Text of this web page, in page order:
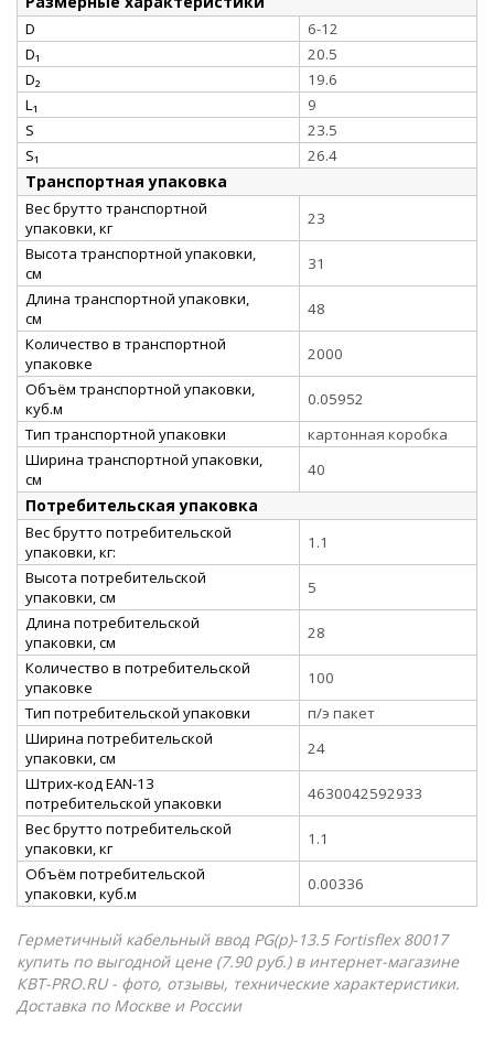
D
6-12
D₁
20.5
D₂
19.6
L₁
9
S
23.5
S₁
26.4
Транспортная упаковка
Вес брутто транспортной
упаковки, кг
23
Высота транспортной упаковки,
см
31
Длина транспортной упаковки,
см
48
Количество в транспортной
упаковке
2000
Объём транспортной упаковки,
куб.м
0.05952
Тип транспортной упаковки
картонная коробка
Ширина транспортной упаковки,
см
40
Потребительская упаковка
Вес брутто потребительской
упаковки, кг:
1.1
Высота потребительской
упаковки, см
5
Длина потребительской
упаковки, см
28
Количество в потребительской
упаковке
100
Тип потребительской упаковки
п/э пакет
Ширина потребительской
упаковки, см
24
Штрих-код EAN-13
потребительской упаковки
4630042592933
Вес брутто потребительской
упаковки, кг
1.1
Объём потребительской
упаковки, куб.м
0.00336
Герметичный кабельный ввод PG(p)-13.5 Fortisflex 80017
купить по выгодной цене (7.90 руб.) в интернет-магазине
КВТ-PRO.RU - фото, отзывы, технические характеристики.
Доставка по Москве и России